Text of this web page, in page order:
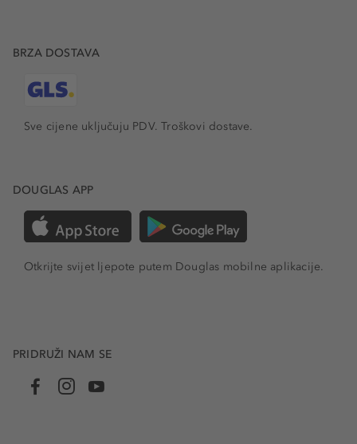
BRZA DOSTAVA
Sve cijene uključuju PDV.Troškovi dostave.
DOUGLAS APP
Otkrijte svijet ljepote putem Douglas mobilne aplikacije.
PRIDRUŽI NAM SE